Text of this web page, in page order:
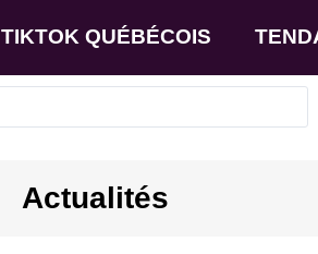
TIKTOK QUÉBÉCOIS
Actualités